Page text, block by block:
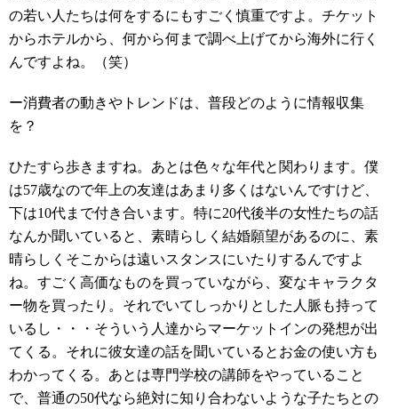
の若い人たちは何をするにもすごく慎重ですよ。チケット
からホテルから、何から何まで調べ上げてから海外に行く
んですよね。（笑）
ー消費者の動きやトレンドは、普段どのように情報収集
を？
ひたすら歩きますね。あとは色々な年代と関わります。僕
は57歳なので年上の友達はあまり多くはないんですけど、
下は10代まで付き合います。特に20代後半の女性たちの話
なんか聞いていると、素晴らしく結婚願望があるのに、素
晴らしくそこからは遠いスタンスにいたりするんですよ
ね。すごく高価なものを買っていながら、変なキャラクタ
ー物を買ったり。それでいてしっかりとした人脈も持って
いるし・・・そういう人達からマーケットインの発想が出
てくる。それに彼女達の話を聞いているとお金の使い方も
わかってくる。あとは専門学校の講師をやっていること
で、普通の50代なら絶対に知り合わないような子たちとの